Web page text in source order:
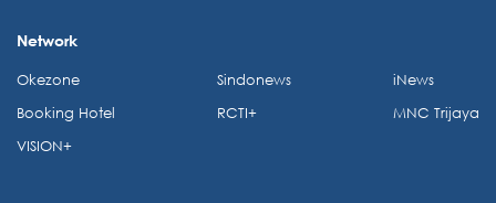
Network
Okezone
Booking Hotel
VISION+
Sindonews
RCTI+
iNews
MNC Trijaya